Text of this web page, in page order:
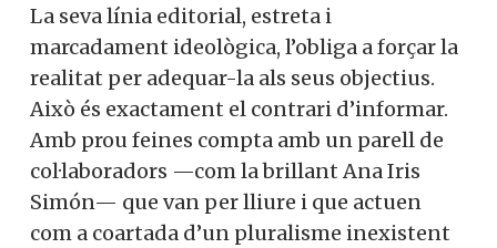
La seva línia editorial, estreta i
marcadament ideològica, l’obliga a forçar la
realitat per adequar-la als seus objectius.
Això és exactament el contrari d’informar.
Amb prou feines compta amb un parell de
col·laboradors —com la brillant Ana Iris
Simón— que van per lliure i que actuen
com a coartada d’un pluralisme inexistent